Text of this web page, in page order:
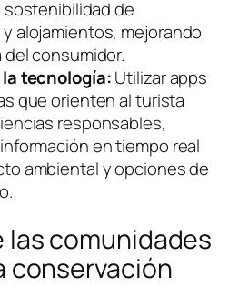
de
alojamientos, mejorando
del consumidor.
tecnología:Utilizar apps
que orienten al turista
responsables,
en tiempo real
ambiental y opciones de
las comunidades
conservación